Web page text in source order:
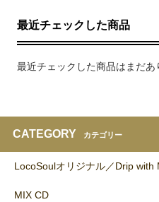
最近チェックした商品
最近チェックした商品はまだあ
CATEGORY カテゴリー
LocoSoulオリジナル／Drip with
MIX CD